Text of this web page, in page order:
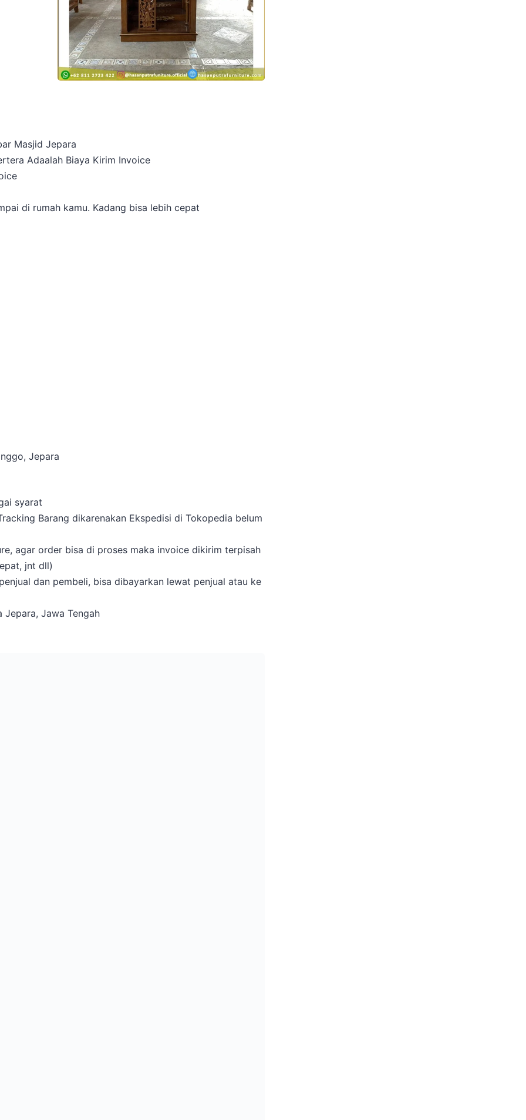
Masjid Jepara
Adaalah Biaya Kirim Invoice
di rumah kamu. Kadang bisa lebih cepat
Jepara
syarat
Barang dikarenakan Ekspedisi di Tokopedia belum
agar order bisa di proses maka invoice dikirim terpisah
jnt dll)
dan pembeli, bisa dibayarkan lewat penjual atau ke
Jawa Tengah